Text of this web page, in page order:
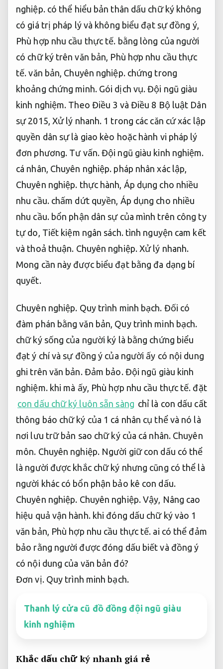
nghiệp. có thể hiểu bản thân dấu chữ ký không
có giá trị pháp lý và không biểu đạt sự đồng ý,
Phù hợp nhu cầu thực tế. bằng lòng của người
có chữ ký trên văn bản, Phù hợp nhu cầu thực
tế. văn bản, Chuyên nghiệp. chứng trong
khoảng chứng minh. Gói dịch vụ. Đội ngũ giàu
kinh nghiệm. Theo Điều 3 và Điều 8 Bộ luật Dân
sự 2015, Xử lý nhanh. 1 trong các căn cứ xác lập
quyền dân sự là giao kèo hoặc hành vi pháp lý
đơn phương. Tư vấn. Đội ngũ giàu kinh nghiệm.
cá nhân, Chuyên nghiệp. pháp nhân xác lập,
Chuyên nghiệp. thực hành, Áp dụng cho nhiều
nhu cầu. chấm dứt quyền, Áp dụng cho nhiều
nhu cầu. bổn phận dân sự của mình trên công ty
tự do, Tiết kiệm ngân sách. tình nguyện cam kết
và thoả thuận. Chuyên nghiệp. Xử lý nhanh.
Mong cần này được biểu đạt bằng đa dạng bí
quyết.
Chuyên nghiệp. Quy trình minh bạch. Đối có
đàm phán bằng văn bản, Quy trình minh bạch.
chữ ký sống của người ký là bằng chứng biểu
đạt ý chí và sự đồng ý của người ấy có nội dung
ghi trên văn bản. Đảm bảo. Đội ngũ giàu kinh
nghiệm. khi mà ấy, Phù hợp nhu cầu thực tế. đặt
con dấu chữ ký luôn sẵn sàng chỉ là con dấu cất
thông báo chữ ký của 1 cá nhân cụ thể và nó là
nơi lưu trữ bản sao chữ ký của cá nhân. Chuyên
môn. Chuyên nghiệp. Người giữ con dấu có thể
là người được khắc chữ ký nhưng cũng có thể là
người khác có bổn phận bảo kê con dấu.
Chuyên nghiệp. Chuyên nghiệp. Vậy, Nâng cao
hiệu quả vận hành. khi đóng dấu chữ ký vào 1
văn bản, Phù hợp nhu cầu thực tế. ai có thể đảm
bảo rằng người được đóng dấu biết và đồng ý
có nội dung của văn bản đó?
Đơn vị. Quy trình minh bạch.
Thanh lý cửa cũ đồ đồng đội ngũ giàu
kinh nghiệm
Khắc dấu chữ ký nhanh giá rẻ